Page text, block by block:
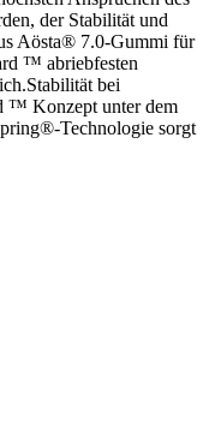
der Stabilität und
Aösta® 7.0-Gummi für
™ abriebfesten
bei
™ Konzept unter dem
Technologie sorgt